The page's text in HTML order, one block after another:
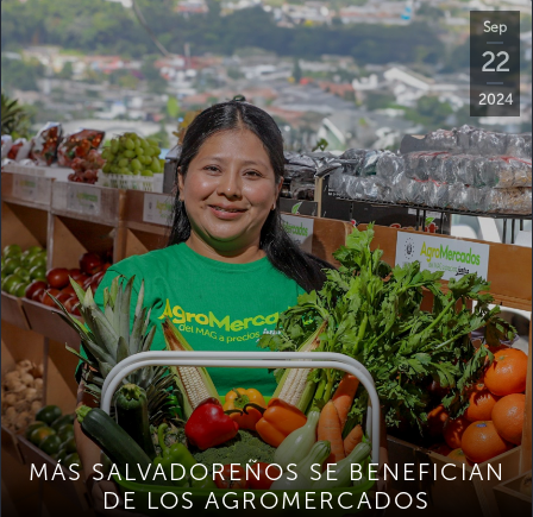
Sep
22
2024
MÁS SALVADOREÑOS SE BENEFICIAN
DE LOS AGROMERCADOS